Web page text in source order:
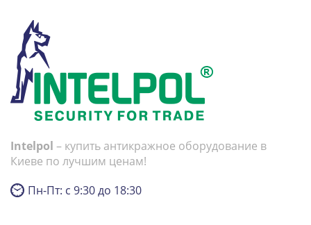
Intelpol – купить антикражное оборудование в
Киеве по лучшим ценам!
Пн-Пт: с 9:30 до 18:30